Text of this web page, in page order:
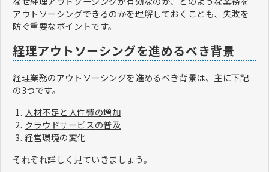
アウトソーシングできるのかを理解しておくことも、失敗を
防ぐ重要なポイントです。
経理アウトソーシングを進めるべき背景
経理業務のアウトソーシングを進めるべき背景は、主に下記
の3つです。
人材不足と人件費の増加
クラウドサービスの普及
経営環境の変化
それぞれ詳しく見ていきましょう。